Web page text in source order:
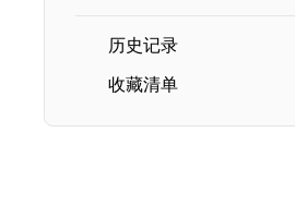
历史记录
收藏清单